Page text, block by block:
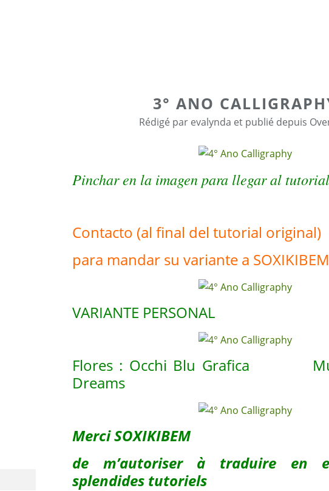
3° ANO
Rédigé par evalynda et publié depuis
Pinchar en la imagen para llegar al
Contacto (al final del tutorial original)
para mandar su variante a SOXIKIBEM
VARIANTE PERSONAL
Flores : Occhi Blu Grafica
Dreams
Merci SOXIKIBEM
de m’autoriser à traduire en
splendides tutoriels